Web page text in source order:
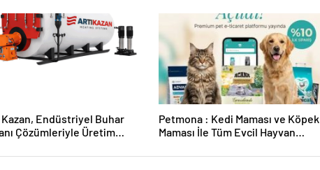
Kazan, Endüstriyel Buhar
Çözümleriyle Üretim
Petmona : Kedi Maması ve Köpek
Maması İle Tüm Evcil Hayvan